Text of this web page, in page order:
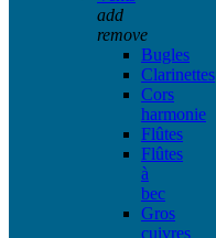
add
remove
Bugles
Clarinettes
Cors
harmonie
Flûtes
Flûtes
à
bec
Gros
cuivres